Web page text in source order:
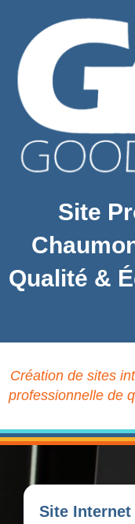
Site
Qualité &
Création de sites
professionnelle de
Site